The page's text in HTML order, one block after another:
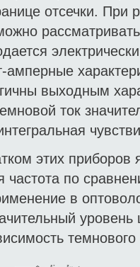
отсечки. При
амперные
выходным
ток
этих приборов
частота по
в